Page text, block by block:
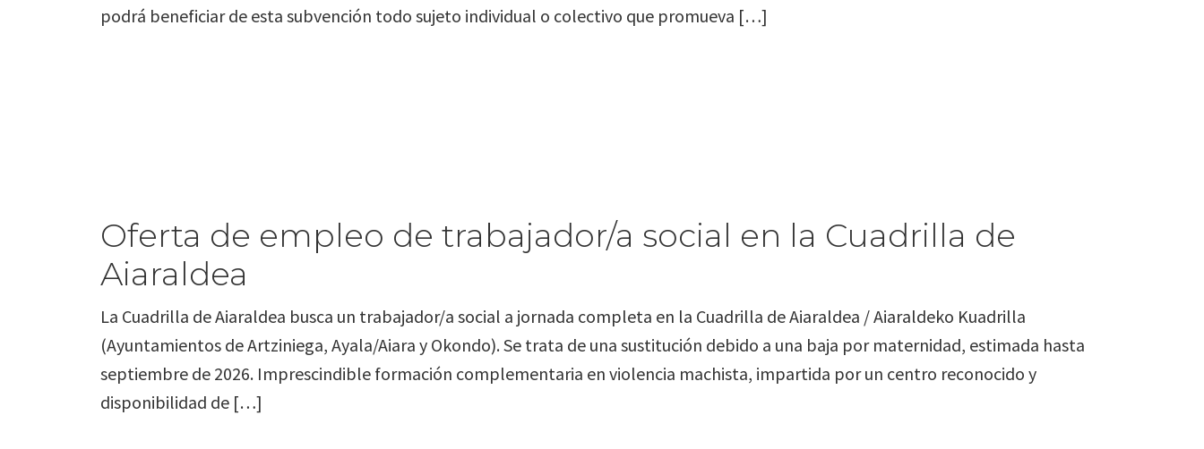
podrá beneficiar de esta subvención todo sujeto individual o colectivo que promueva […]
Oferta de empleo de trabajador/a social en la Cuadrilla de
Aiaraldea
La Cuadrilla de Aiaraldea busca un trabajador/a social a jornada completa en la Cuadrilla de Aiaraldea / Aiaraldeko Kuadrilla
(Ayuntamientos de Artziniega, Ayala/Aiara y Okondo). Se trata de una sustitución debido a una baja por maternidad, estimada hasta
septiembre de 2026. Imprescindible formación complementaria en violencia machista, impartida por un centro reconocido y
disponibilidad de […]